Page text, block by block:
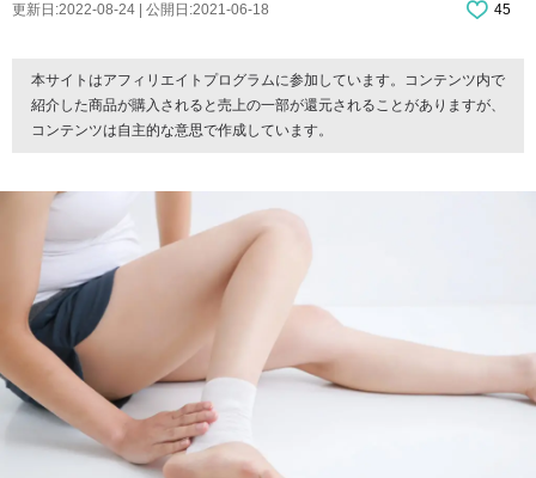
更新日:2022-08-24 | 公開日:2021-06-18 45
本サイトはアフィリエイトプログラムに参加しています。コンテンツ内で
紹介した商品が購入されると売上の一部が還元されることがありますが、
コンテンツは自主的な意思で作成しています。